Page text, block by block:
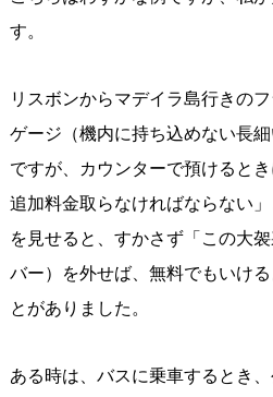
す。
リスボンからマデイラ島行きの
ゲージ（機内に持ち込めない長
ですが、カウンターで預けると
追加料金取らなければならない
を見せると、すかさず「この大
バー）を外せば、無料でもいけ
とがありました。
ある時は、バスに乗車するとき